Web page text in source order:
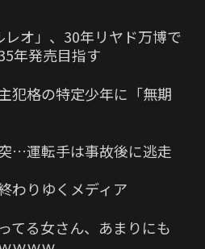
オ」、30年リヤド万博で
年発売目指す
犯格の特定少年に「無期
…運転手は事故後に逃走
わりゆくメディア
てる女さん、あまりにも